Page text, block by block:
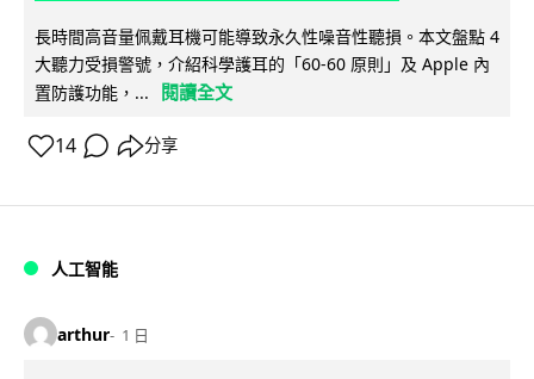
長時間高音量佩戴耳機可能導致永久性噪音性聽損。本文盤點 4
大聽力受損警號，介紹科學護耳的「60-60 原則」及 Apple 內
置防護功能，...
閱讀全文
14 分享
人工智能
arthur 1 日